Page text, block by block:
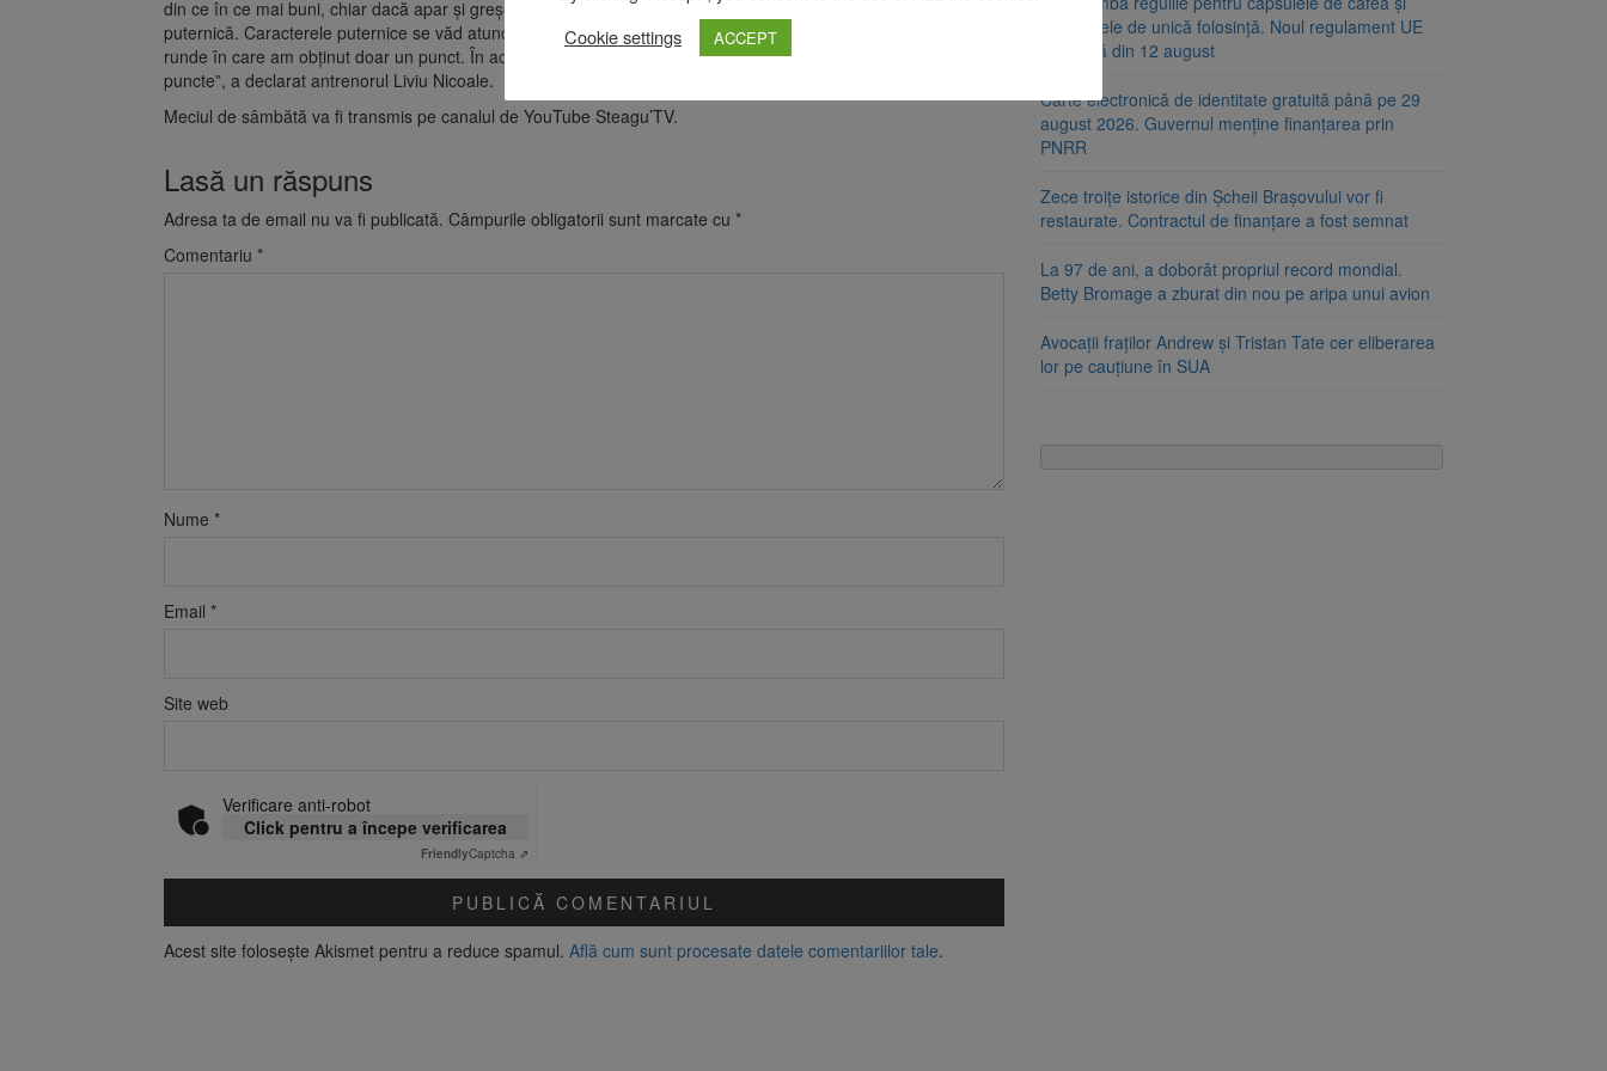
din ce în ce mai buni, chiar dacă apar şi greşeli. Din greşeli învăţăm şi aşa progresăm pentru a forma o echipă
puternică. Caracterele puternice se văd atunci când lucrurile nu sunt tocmai bune, iar noi venim după două
runde în care am obţinut doar un punct. În aceste ultime jocuri din acest an vom face totul pentru a lua cele 6
puncte”, a declarat antrenorul Liviu Nicoale.
Meciul de sâmbătă va fi transmis pe canalul de YouTube Steagu’TV.
Lasă un răspuns
Adresa ta de email nu va fi publicată. Câmpurile obligatorii sunt marcate cu *
Comentariu *
Nume *
Email *
Site web
Verificare anti-robot
Click pentru a începe verificarea
FriendlyCaptcha ⇗
Acest site folosește Akismet pentru a reduce spamul. Află cum sunt procesate datele comentariilor tale.
ambalajele de unică folosință. Noul regulament UE
se aplică din 12 august
Carte electronică de identitate gratuită până pe 29
august 2026. Guvernul menține finanțarea prin
PNRR
Zece troițe istorice din Șcheii Brașovului vor fi
restaurate. Contractul de finanțare a fost semnat
La 97 de ani, a doborât propriul record mondial.
Betty Bromage a zburat din nou pe aripa unui avion
Avocații fraților Andrew și Tristan Tate cer eliberarea
lor pe cauțiune în SUA
Cookie settings
ACCEPT